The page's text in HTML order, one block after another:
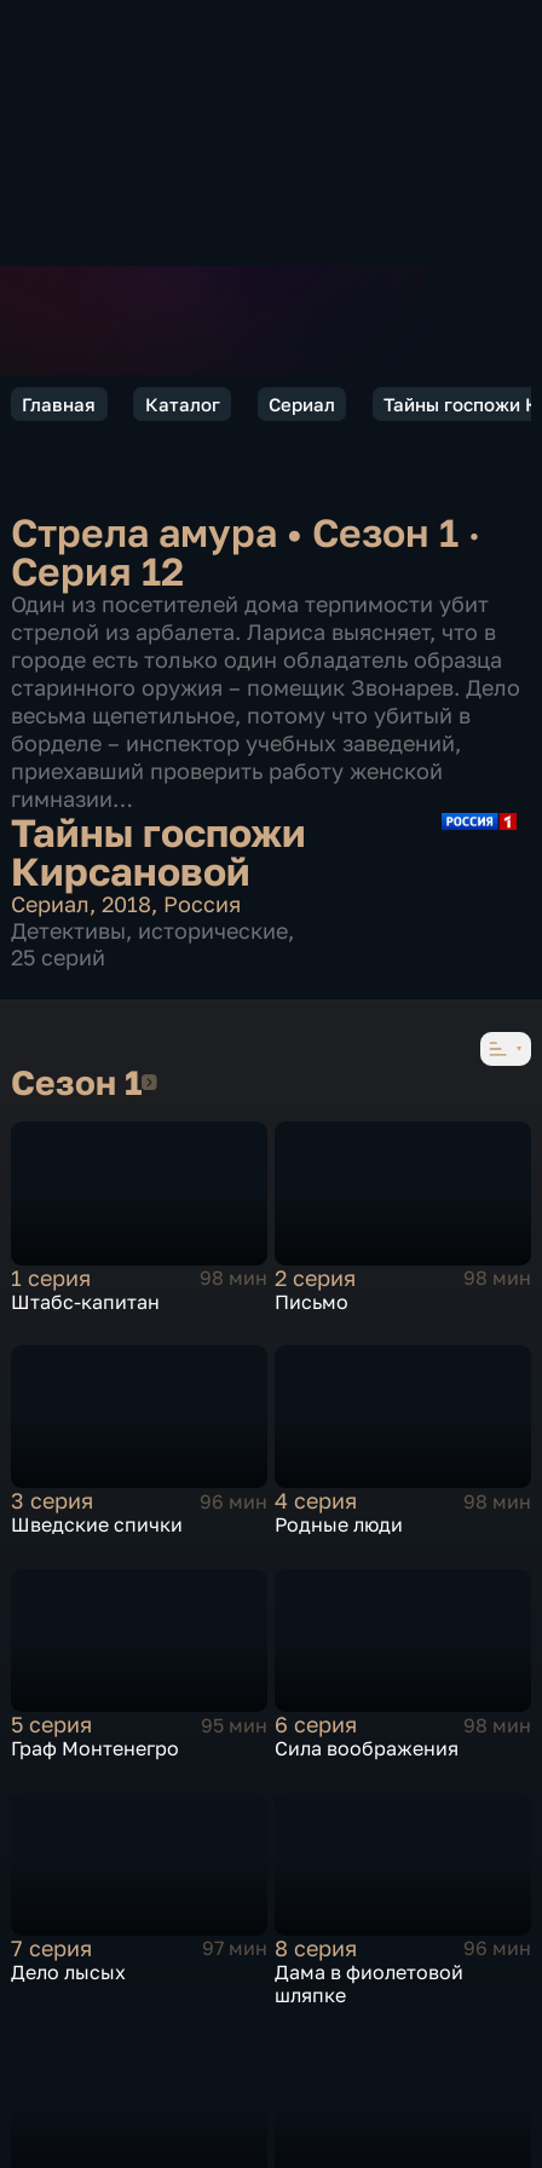
Главная Каталог Сериал Тайны госпожи
Стрела амура • Сезон 1 ·
Серия 12
Один из посетителей дома терпимости убит
стрелой из арбалета. Лариса выясняет, что в
городе есть только один обладатель образца
старинного оружия – помещик Звонарев. Дело
весьма щепетильное, потому что убитый в
борделе – инспектор учебных заведений,
приехавший проверить работу женской
гимназии…
Тайны госпожи
Кирсановой
Сериал,2018, Россия
Детективы, исторические,
25 серий
Сезон 1Сезон 1
1 серия
98 мин
Штабс-капитан
2 серия
98 мин
Письмо
3 серия
96 мин
Шведские спички
4 серия
98 мин
Родные люди
5 серия
95 мин
Граф Монтенегро
6 серия
98 мин
Сила воображения
7 серия
97 мин
Дело лысых
8 серия
96 мин
Дама в фиолетовой
шляпке